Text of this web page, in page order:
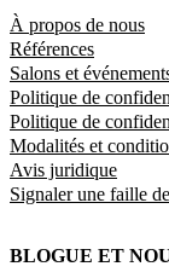
À propos de nous
Références
Salons et
Politique de
Politique de
Modalités et
Avis juridique
Signaler une faille
BLOGUE ET